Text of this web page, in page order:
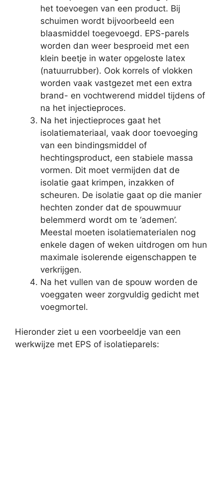
het toevoegen van een product. Bij
schuimen wordt bijvoorbeeld een
blaasmiddel toegevoegd. EPS-parels
worden dan weer besproeid met een
klein beetje in water opgeloste latex
(natuurrubber). Ook korrels of vlokken
worden vaak vastgezet met een extra
brand- en vochtwerend middel tijdens of
na het injectieproces.
Na het injectieproces gaat het
isolatiemateriaal, vaak door toevoeging
van een bindingsmiddel of
hechtingsproduct, een stabiele massa
vormen. Dit moet vermijden dat de
isolatie gaat krimpen, inzakken of
scheuren. De isolatie gaat op die manier
hechten zonder dat de spouwmuur
belemmerd wordt om te ‘ademen’.
Meestal moeten isolatiematerialen nog
enkele dagen of weken uitdrogen om hun
maximale isolerende eigenschappen te
verkrijgen.
Na het vullen van de spouw worden de
voeggaten weer zorgvuldig gedicht met
voegmortel.
Hieronder ziet u een voorbeeldje van een
werkwijze met EPS of isolatieparels: